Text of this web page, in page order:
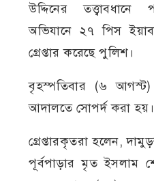
উদ্দিনের তত্ত্বাবধানে
অভিযানে ২৭ পিস
গ্রেপ্তার করেছে পুলিশ।
বৃহস্পতিবার (৬ আগস্ট)
আদালতে সোপর্দ করা হয়।
গ্রেপ্তারকৃতরা হলেন,
পূর্বপাড়ার মৃত ইসলাম